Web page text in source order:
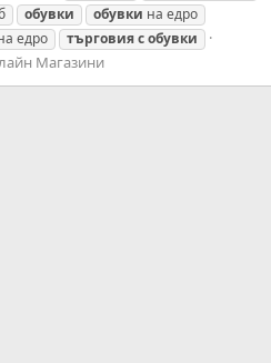
обувки обувки на едро
едро търговиясобувки
Магазини